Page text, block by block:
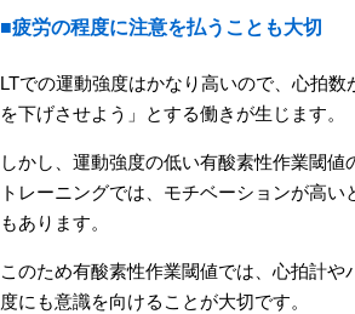
■疲労の程度に注意を払うことも大切
LTでの運動強度はかなり高いので、心拍
を下げさせよう」とする働きが生じます。
しかし、運動強度の低い有酸素性作業閾
トレーニングでは、モチベーションが高
もあります。
このため有酸素性作業閾値では、心拍計
度にも意識を向けることが大切です。